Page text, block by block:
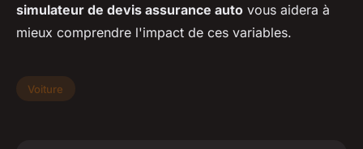
simulateur de devis assurance auto vous aidera à
mieux comprendre l'impact de ces variables.
Voiture